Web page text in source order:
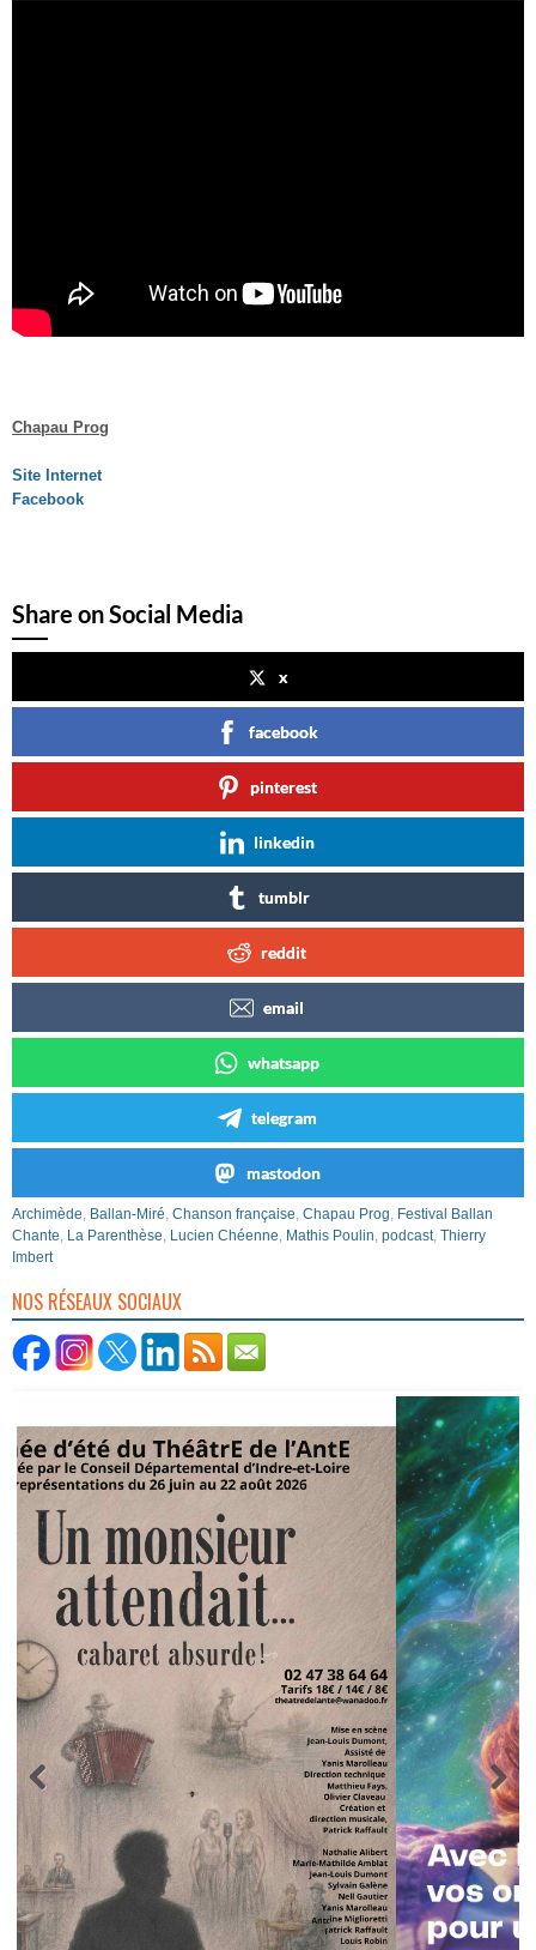
Chapau Prog
Site Internet
Facebook
Share on Social Media
x
facebook
pinterest
linkedin
tumblr
reddit
email
whatsapp
telegram
mastodon
Archimède Ballan-Miré Chanson française Chapau Prog Festival Ballan
Chante La Parenthèse Lucien Chéenne Mathis Poulin podcast, Thierry
Imbert
NOS RÉSEAUX SOCIAUX